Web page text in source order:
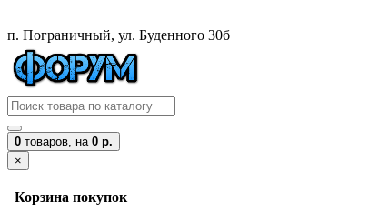
п. Пограничный, ул. Буденного 30б
0 товаров, на 0 р.
×
Корзина покупок